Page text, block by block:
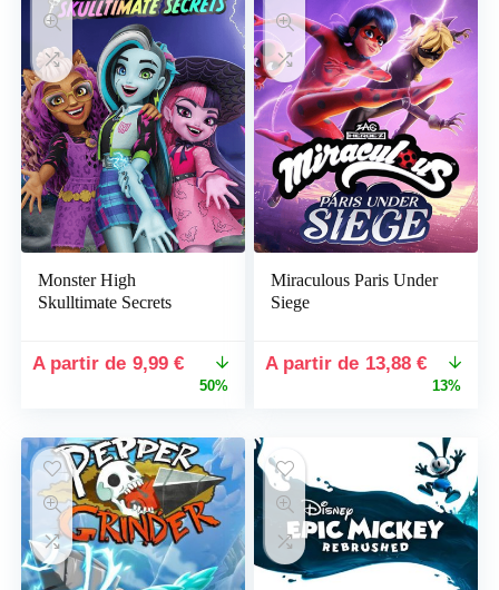
Monster High
Skulltimate Secrets
Le
19,99 €.
9,99€Le
prix
9,99 €.
50%
Miraculous Paris Under
Siege
Le
13,88€Le
prix
13,88 €.
13%